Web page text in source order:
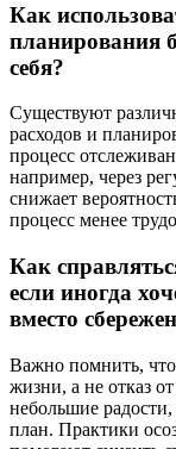
Как
планирования
себя?
Существуют
расходов и
процесс
например, через
снижает
процесс менее
Как
если иногда
вместо
Важно помнить, что
жизни, а не отказ
небольшие
план. Практики